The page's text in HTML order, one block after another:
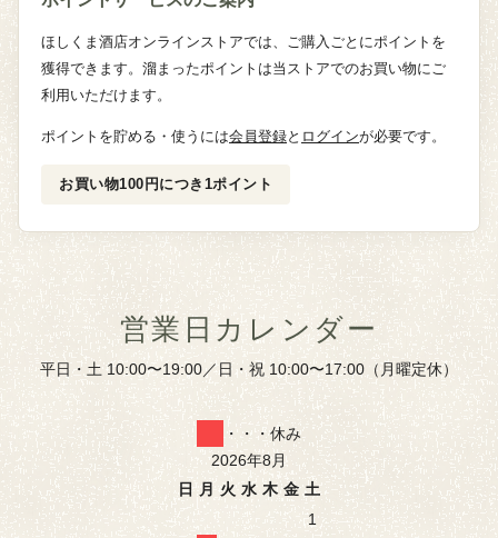
ほしくま酒店オンラインストアでは、ご購入ごとにポイントを
獲得できます。溜まったポイントは当ストアでのお買い物にご
利用いただけます。
ポイントを貯める・使うには会員登録と ログインが必要です。
お買い物100円につき1ポイント
営業日カレンダー
平日・土 10:00〜19:00／日・祝 10:00〜17:00（月曜定休）
・・・休み
2026年8月
日
月 火 水 木 金 土
1